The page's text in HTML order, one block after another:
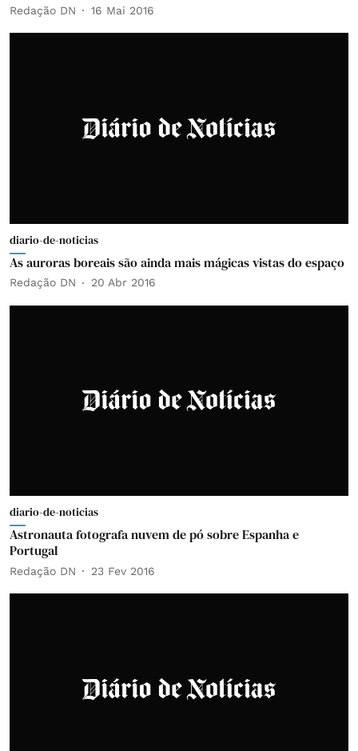
Redação DN 16 Mai 2016
diario-de-noticias
As auroras boreais são ainda mais mágicas vistas do espaço
Redação DN 20 Abr 2016
diario-de-noticias
Astronauta fotografa nuvem de pó sobre Espanha e
Portugal
Redação DN 23 Fev 2016